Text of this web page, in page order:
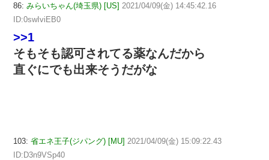
86: みらいちゃん(埼玉県) [US] 2021/04/09(金) 14:45:42.16
ID:0swIviEB0
>>1
そもそも認可されてる薬なんだから
直ぐにでも出来そうだがな
103: 省エネ王子(ジパング) [MU] 2021/04/09(金) 15:09:22.43
ID:D3n9VSp40